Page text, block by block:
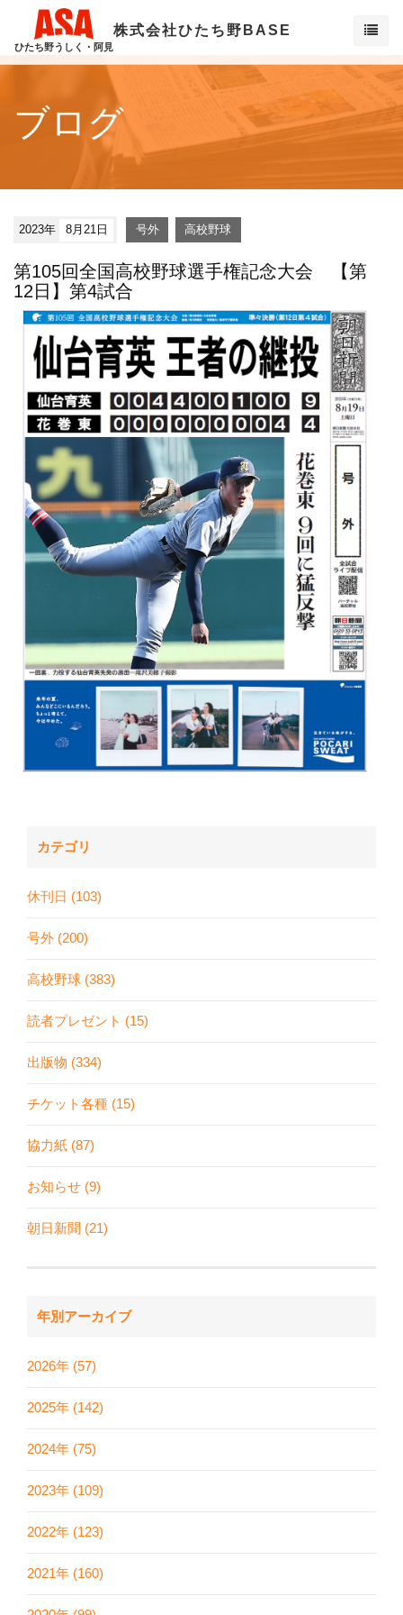
ひたち野うしく・阿見
株式会社ひたち野BASE
ブログ
2023年 8月21日 号外 高校野球
第105回全国高校野球選手権記念大会 【第
12日】第4試合
カテゴリ
休刊日 (103)
号外 (200)
高校野球 (383)
読者プレゼント (15)
出版物 (334)
チケット各種 (15)
協力紙 (87)
お知らせ (9)
朝日新聞 (21)
年別アーカイブ
2026年 (57)
2025年 (142)
2024年 (75)
2023年 (109)
2022年 (123)
2021年 (160)